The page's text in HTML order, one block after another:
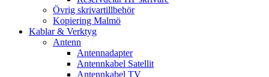
Övrig skrivartillbehör
Kopiering Malmö
Kablar & Verktyg
Antenn
Antennadapter
Antennkabel Satellit
Antennkabel TV